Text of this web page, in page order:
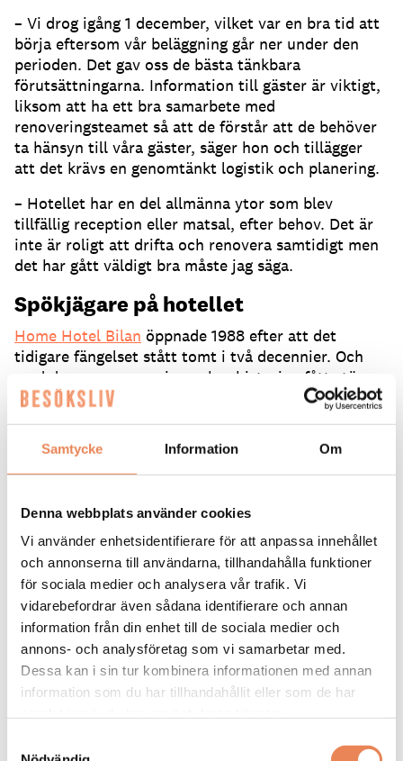
Samtycke Information Om
Denna webbplats använder cookies
Vi använder enhetsidentifierare för att anpassa innehållet
och annonserna till användarna, tillhandahålla funktioner
för sociala medier och analysera vår trafik. Vi
vidarebefordrar även sådana identifierare och annan
information från din enhet till de sociala medier och
annons- och analysföretag som vi samarbetar med.
Dessa kan i sin tur kombinera informationen med annan
information som du har tillhandahållit eller som de har
– Vi drog igång 1 december, vilket var en bra tid att
börja eftersom vår beläggning går ner under den
perioden. Det gav oss de bästa tänkbara
förutsättningarna. Information till gäster är viktigt,
liksom att ha ett bra samarbete med
renoveringsteamet så att de förstår att de behöver
ta hänsyn till våra gäster, säger hon och tillägger
att det krävs en genomtänkt logistik och planering.
– Hotellet har en del allmänna ytor som blev
tillfällig reception eller matsal, efter behov. Det är
inte är roligt att drifta och renovera samtidigt men
det har gått väldigt bra måste jag säga.
Spökjägare på hotellet
Home Hotel Bilan öppnade 1988 efter att det
tidigare fängelset stått tomt i två decennier. Och
med den nya renoveringen har historien fått större
plats i inredningen. I källaren finns fortfarande ett
hotellet numera temarummet Cell 204.
– Vi har tagit tillbaka mer av känslan från förr med
detaljer som förstärker kopplingen till huset.
Byggnadens historia skapar mycket nyfikenhet. Vi
hade till exempel en spökjägare här tidigare i
somras som letade efter spöken. Det finns personer
som absolut menar att det finns energier från förr
kvar i huset, berättar hon.
Karlstad – en stad i tillväxt
I pressmeddelandet om renoveringen beskrivs den
internationella affärsresenärer som söker karaktär